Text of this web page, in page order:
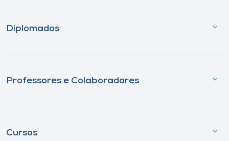
Diplomados
Professores e Colaboradores
Cursos